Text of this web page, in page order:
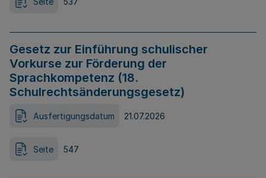
Gesetz zur Einführung schulischer
Vorkurse zur Förderung der
Sprachkompetenz (18.
Schulrechtsänderungsgesetz)
Ausfertigungsdatum 21.07.2026
Seite 547